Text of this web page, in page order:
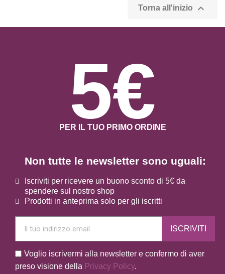
Torna all'inizio 
Non tutte le newsletter sono uguali:
Iscriviti per ricevere un buono sconto di 5€ da
spendere sul nostro shop
Prodotti in anteprima solo per gli iscritti
ISCRIVITI
Voglio iscrivermi alla newsletter e confermo di aver
preso visione della Privacy Policy.
5€
PER IL TUO PRIMO ORDINE